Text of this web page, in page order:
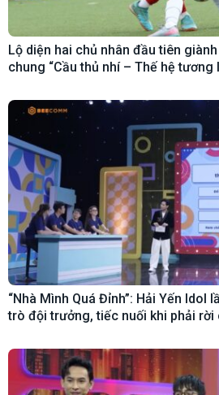
Lộ diện hai chủ nhân đầu tiên
chung “Cầu thủ nhí – Thế hệ tương
“Nhà Mình Quá Đỉnh”: Hải Yến Idol
trò đội trưởng, tiếc nuối khi phải rời